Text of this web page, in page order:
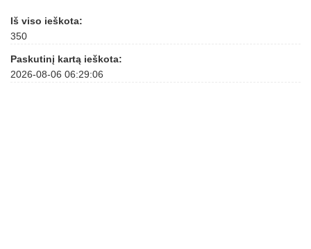
Iš viso ieškota:
350
Paskutinį kartą ieškota:
2026-08-06 06:29:06